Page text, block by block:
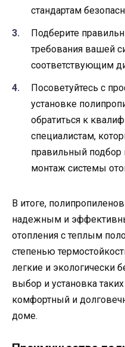
стандартам
Подберите
требования вашей
соответствующим
Посоветуйтесь с
установке
обратиться к
специалистам,
правильный подбор
монтаж системы
В итоге,
надежным и
отопления с теплым
степенью
легкие и экологически
выбор и установка
комфортный и
доме.